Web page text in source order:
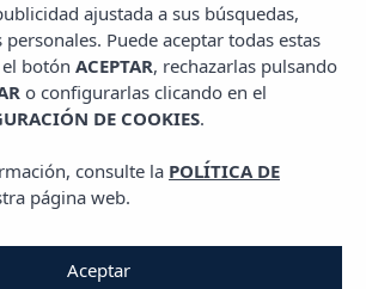
CLUBBING PLANES EN IBIZA
Parties Ibiza
y O Beach
al verano por
lo alto
1 OCTUBRE, 2025
ajustada a sus búsquedas,
Puede aceptar todas estas
botón ACEPTAR, rechazarlas pulsando
o configurarlas clicando en el
DE COOKIES.
consulte la POLÍTICA DE
página web.
Aceptar